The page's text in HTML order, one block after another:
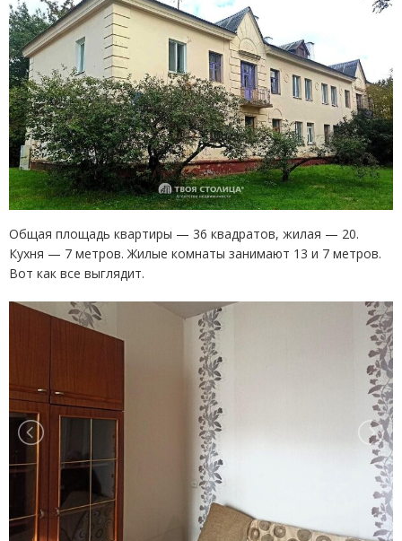
Общая площадь квартиры — 36 квадратов, жилая — 20.
Кухня — 7 метров. Жилые комнаты занимают 13 и 7 метров.
Вот как все выглядит.